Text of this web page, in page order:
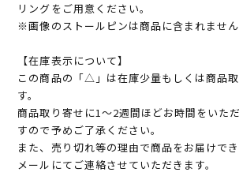
リングをご用意ください。
※画像のストールピンは商品に含まれません
【在庫表示について】
この商品の「△」は在庫少量もしくは商品
す。
商品取り寄せに1～2週間ほどお時間をいた
すので予めご了承ください。
また、売り切れ等の理由で商品をお届けで
メールにてご連絡させていただきます。